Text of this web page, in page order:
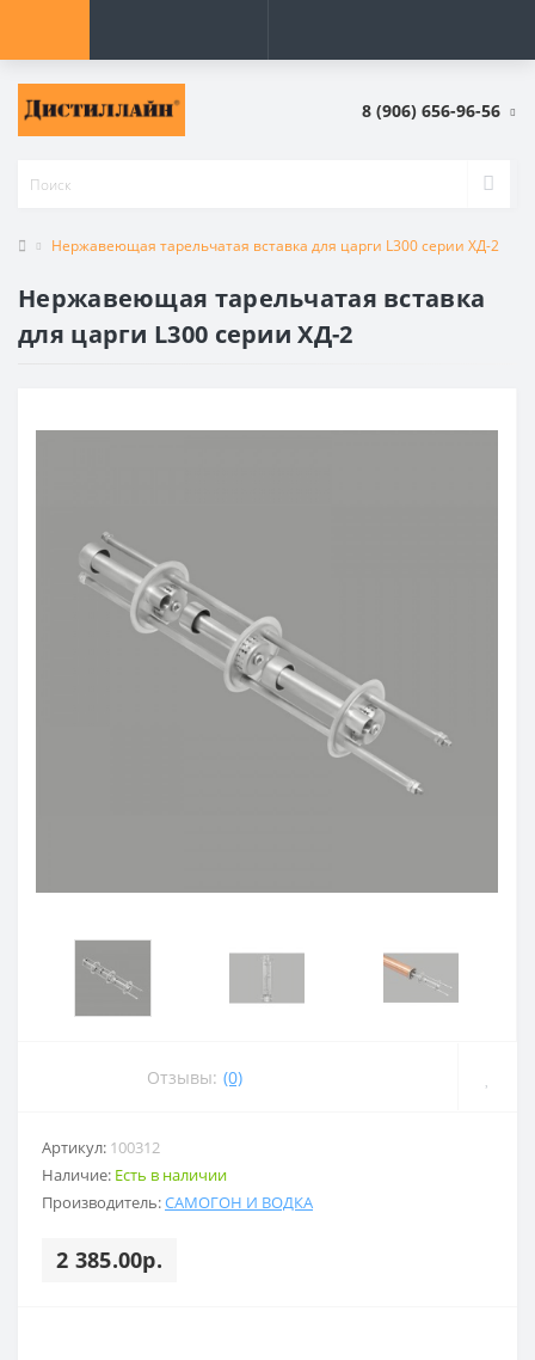
8 (906) 656-96-56
Нержавеющая тарельчатая вставка для царги L300 серии ХД-2
Нержавеющая тарельчатая вставка
для царги L300 серии ХД-2
Отзывы: (0)
Артикул: 100312
Наличие: Есть в наличии
Производитель:САМОГОН И ВОДКА
2 385.00р.